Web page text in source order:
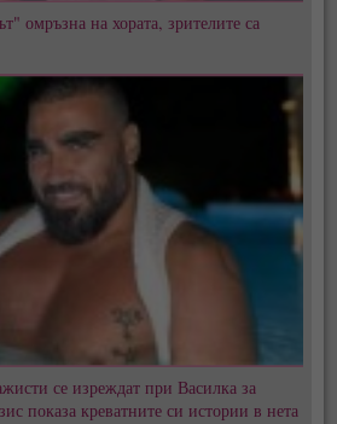
омръзна на хората, зрителите са
се изреждат при Василка за
показа креватните си истории в нета